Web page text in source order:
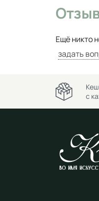
Ещё никто
задать
с